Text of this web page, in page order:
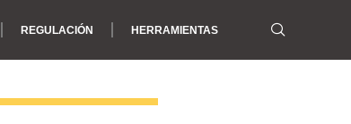
REGULACIÓN HERRAMIENTAS